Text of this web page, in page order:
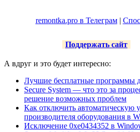
remontka.pro в Телеграм|
Поддержать сайт
А вдруг и это будет интересно:
Лучшие бесплатные программы
Secure System — что это за
решение возможных проблем
Как отключить автоматическую
производителя оборудования в
Исключение 0xe0434352 в